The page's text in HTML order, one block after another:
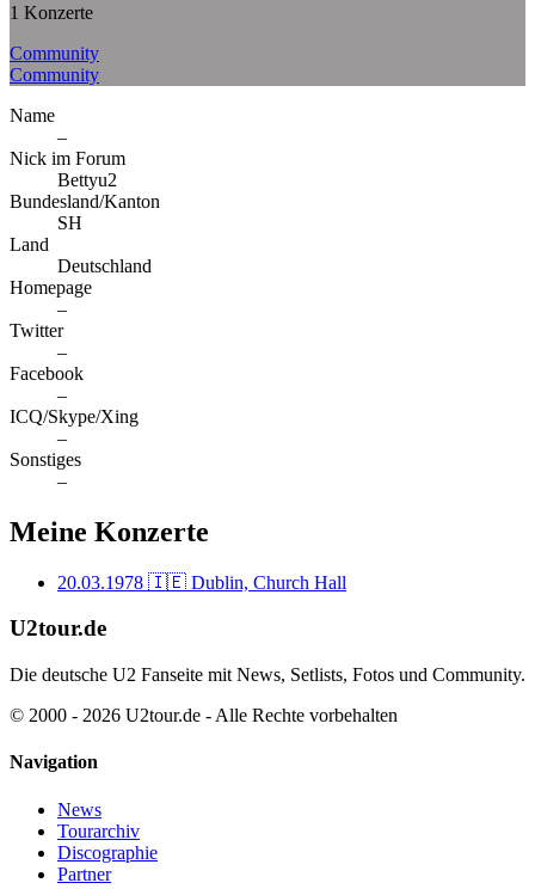
1 Konzerte
Community
Community
Name
–
Nick im Forum
Bettyu2
Bundesland/Kanton
SH
Land
Deutschland
Homepage
–
Twitter
–
Facebook
–
ICQ/Skype/Xing
–
Sonstiges
–
Meine Konzerte
20.03.1978 🇮🇪 Dublin, Church Hall
U2tour.de
Die deutsche U2 Fanseite mit News, Setlists, Fotos und Community.
© 2000 - 2026 U2tour.de - Alle Rechte vorbehalten
Navigation
News
Tourarchiv
Discographie
Partner